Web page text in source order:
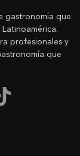
gastronomía que
profesionales y
que